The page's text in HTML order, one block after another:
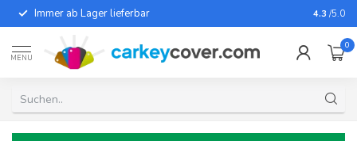
Immer ab Lager lieferbar Für fast
4.3 /5.0
MENU
0